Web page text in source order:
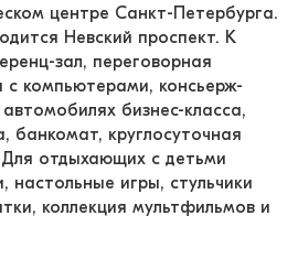
центре Санкт-Петербурга.
Невский проспект. К
зал, переговорная
с компьютерами, консьерж-
бизнес-класса,
банкомат, круглосуточная
Для отдыхающих с детьми
настольные игры, стульчики
коллекция мультфильмов и